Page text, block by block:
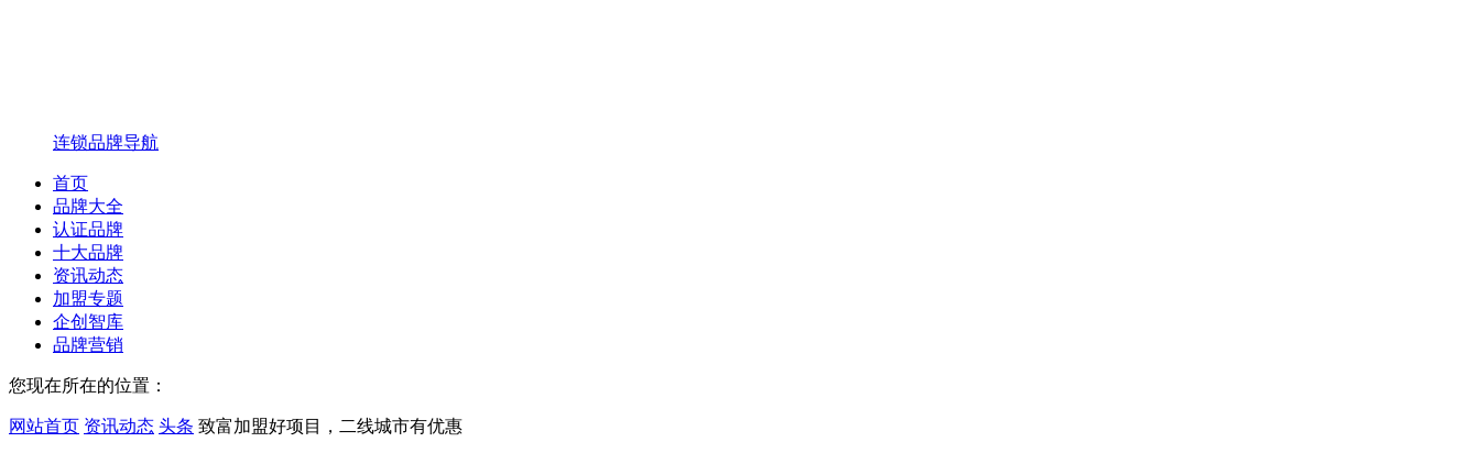
连锁品牌导航
首页
品牌大全
认证品牌
十大品牌
资讯动态
加盟专题
企创智库
品牌营销
您现在所在的位置：
网站首页 资讯动态 头条 致富加盟好项目，二线城市有优惠